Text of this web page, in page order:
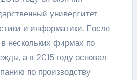
университет
и информатики. После
в нескольких фирмах по
а в 2015 году основал
по производству